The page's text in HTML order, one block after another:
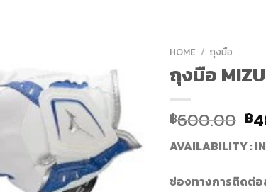
HOME / ถุงมือ
ถุงมือ
฿600.00 ฿
AVAILABILITY :
ช่องทางการติดต่อ